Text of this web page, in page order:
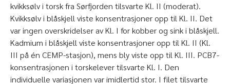
kvikksølv i torsk fra Sørfjorden tilsvarte Kl. II (moderat).
Kvikksølv i blåskjell viste konsentrasjoner opp til Kl. II. Det
var ingen overskridelser av Kl. I for kobber og sink i blåskjell.
Kadmium i blåskjell viste konsentrasjoner opp til Kl. II (Kl.
III på én CEMP-stasjon), mens bly viste opp til Kl. III. PCB7-
konsentrasjonen i torskelever tilsvarte Kl. I. Den
individuelle variasjonen var imidlertid stor. I filet tilsvarte